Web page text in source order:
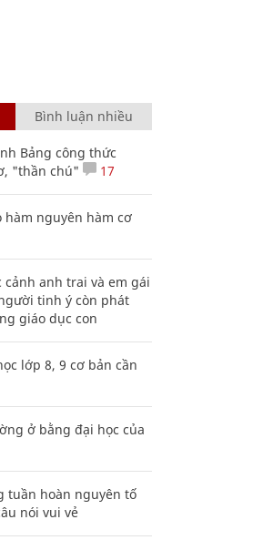
Bình luận nhiều
Bảng công thức
"thần chú"
17
hàm nguyên hàm cơ
anh trai và em gái
tinh ý còn phát
giáo dục con
lớp 8, 9 cơ bản cần
ở bằng đại học của
tuần hoàn nguyên tố
nói vui vẻ